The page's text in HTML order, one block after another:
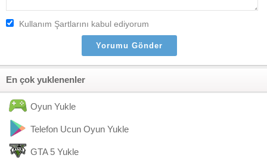
Kullanım Şartlarını kabul ediyorum
En çok yuklenenler
Oyun Yukle
Telefon Ucun Oyun Yukle
GTA 5 Yukle